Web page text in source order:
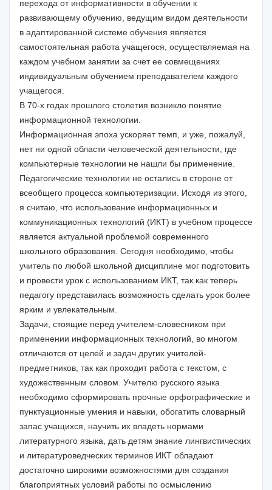
перехода от информативности в обучении к
развивающему обучению, ведущим видом деятельности
в адаптированной системе обучения является
самостоятельная работа учащегося, осуществляемая на
каждом учебном занятии за счет ее совмещениях
индивидуальным обучением преподавателем каждого
учащегося.
В 70-х годах прошлого столетия возникло понятие
информационной технологии.
Информационная эпоха ускоряет темп, и уже, пожалуй,
нет ни одной области человеческой деятельности, где
компьютерные технологии не нашли бы применение.
Педагогические технологии не остались в стороне от
всеобщего процесса компьютеризации. Исходя из этого,
я считаю, что использование информационных и
коммуникационных технологий (ИКТ) в учебном процессе
является актуальной проблемой современного
школьного образования. Сегодня необходимо, чтобы
учитель по любой школьной дисциплине мог подготовить
и провести урок с использованием ИКТ, так как теперь
педагогу представилась возможность сделать урок более
ярким и увлекательным.
Задачи, стоящие перед учителем-словесником при
применении информационных технологий, во многом
отличаются от целей и задач других учителей-
предметников, так как проходит работа с текстом, с
художественным словом. Учителю русского языка
необходимо сформировать прочные орфографические и
пунктуационные умения и навыки, обогатить словарный
запас учащихся, научить их владеть нормами
литературного языка, дать детям знание лингвистических
и литературоведческих терминов ИКТ обладают
достаточно широкими возможностями для создания
благоприятных условий работы по осмыслению